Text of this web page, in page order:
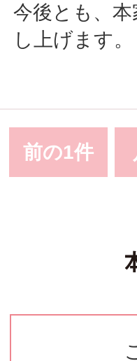
今後とも、
し上げます。
前の1件